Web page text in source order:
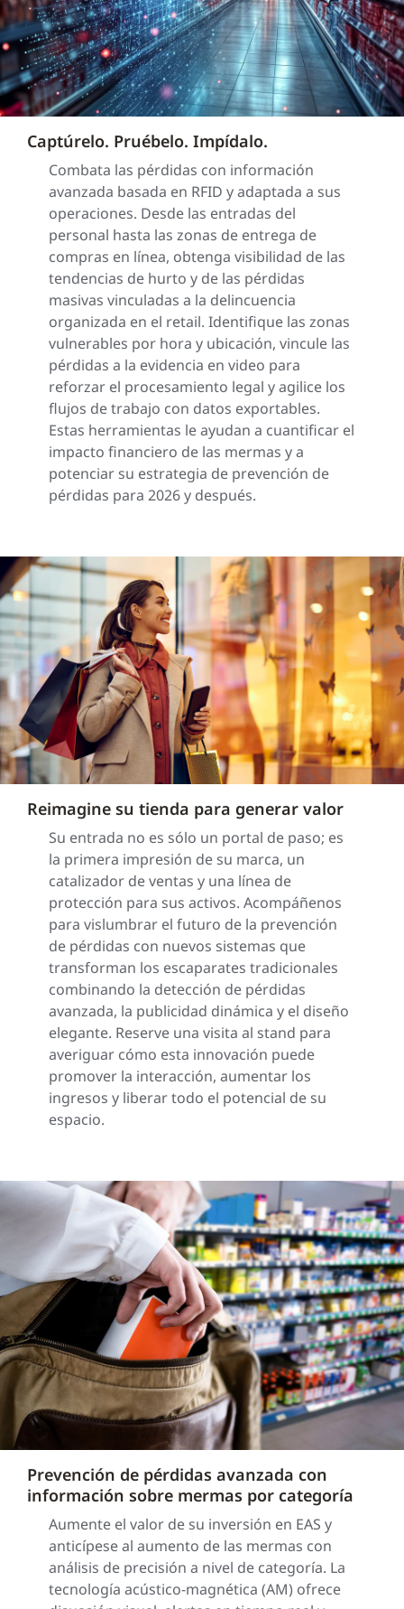
Captúrelo. Pruébelo. Impídalo.
Combata las pérdidas con información
avanzada basada en RFID y adaptada a sus
operaciones. Desde las entradas del
personal hasta las zonas de entrega de
compras en línea, obtenga visibilidad de las
tendencias de hurto y de las pérdidas
masivas vinculadas a la delincuencia
organizada en el retail. Identifique las zonas
vulnerables por hora y ubicación, vincule las
pérdidas a la evidencia en video para
reforzar el procesamiento legal y agilice los
flujos de trabajo con datos exportables.
Estas herramientas le ayudan a cuantificar el
impacto financiero de las mermas y a
potenciar su estrategia de prevención de
pérdidas para 2026 y después.
Reimagine su tienda para generar valor
Su entrada no es sólo un portal de paso; es
la primera impresión de su marca, un
catalizador de ventas y una línea de
protección para sus activos. Acompáñenos
para vislumbrar el futuro de la prevención
de pérdidas con nuevos sistemas que
transforman los escaparates tradicionales
combinando la detección de pérdidas
avanzada, la publicidad dinámica y el diseño
elegante. Reserve una visita al stand para
averiguar cómo esta innovación puede
promover la interacción, aumentar los
ingresos y liberar todo el potencial de su
espacio.
Prevención de pérdidas avanzada con
información sobre mermas por categoría
Aumente el valor de su inversión en EAS y
anticípese al aumento de las mermas con
análisis de precisión a nivel de categoría. La
tecnología acústico-magnética (AM) ofrece